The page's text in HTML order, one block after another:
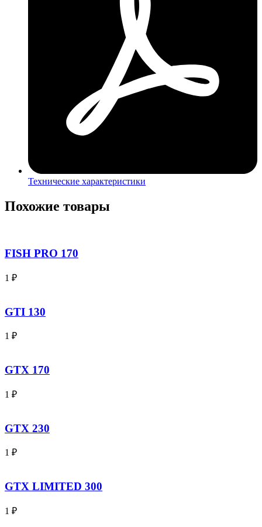
Технические характеристики
Похожие товары
FISH PRO 170
1 ₽
GTI 130
1 ₽
GTX 170
1 ₽
GTX 230
1 ₽
GTX LIMITED 300
1 ₽